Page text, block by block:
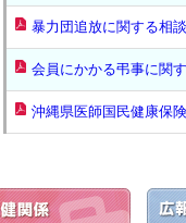
暴力団追放に関する相
会員にかかる弔事に関
沖縄県医師国民健康保